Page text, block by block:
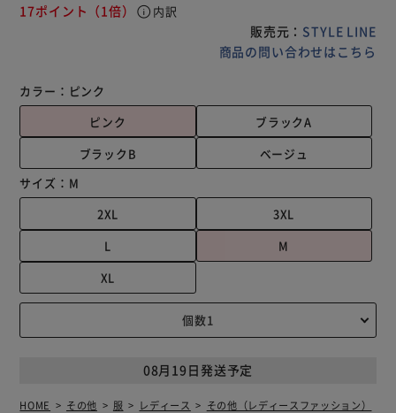
17ポイント （1倍） info 内訳
販売元： STYLE LINE
商品の問い合わせはこちら
カラー： ピンク
ピンク
ブラックA
ブラックB
ベージュ
サイズ： M
2XL
3XL
L
M
XL
08月19日発送予定
HOME その他 服 レディース その他（レディースファッション）